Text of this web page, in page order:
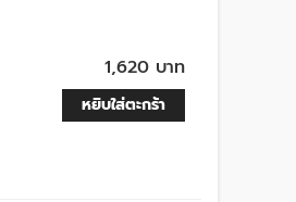
1,620 บาท
หยิบใส่ตะกร้า